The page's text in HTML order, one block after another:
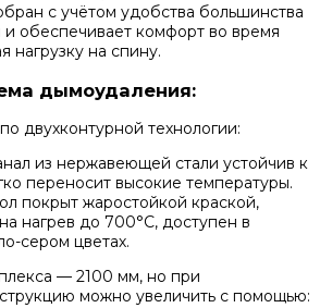
с учётом удобства большинства
и обеспечивает комфорт во время
нагрузку на спину.
дымоудаления:
двухконтурной технологии:
из нержавеющей стали устойчив к
переносит высокие температуры.
покрыт жаростойкой краской,
нагрев до 700°C, доступен в
сером цветах.
— 2100 мм, но при
можно увеличить с помощью: